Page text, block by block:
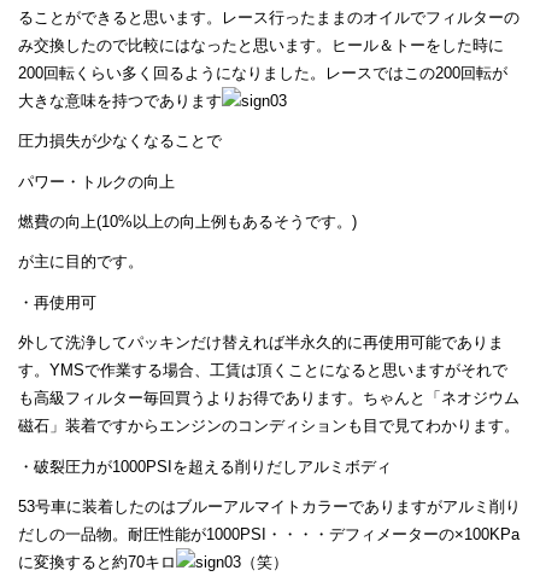
ることができると思います。レース行ったままのオイルでフィルターの
み交換したので比較にはなったと思います。ヒール＆トーをした時に
200回転くらい多く回るようになりました。レースではこの200回転が
大きな意味を持つであります
圧力損失が少なくなることで
パワー・トルクの向上
燃費の向上(10%以上の向上例もあるそうです。)
が主に目的です。
・再使用可
外して洗浄してパッキンだけ替えれば半永久的に再使用可能でありま
す。YMSで作業する場合、工賃は頂くことになると思いますがそれで
も高級フィルター毎回買うよりお得であります。ちゃんと「ネオジウム
磁石」装着ですからエンジンのコンディションも目で見てわかります。
・破裂圧力が1000PSIを超える削りだしアルミボディ
53号車に装着したのはブルーアルマイトカラーでありますがアルミ削り
だしの一品物。耐圧性能が1000PSI・・・・デフィメーターの×100KPa
に変換すると約70キロ
（笑）